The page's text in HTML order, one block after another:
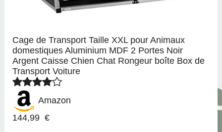
Cage de Transport Taille XXL pour Animaux
domestiques Aluminium MDF 2 Portes Noir
Argent Caisse Chien Chat Rongeur boîte Box de
Transport Voiture
Amazon
144,99 €